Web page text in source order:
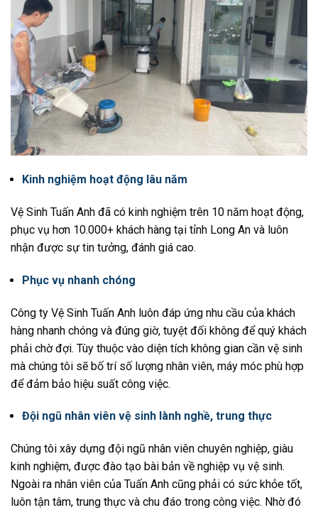
Kinh nghiệm hoạt động lâu năm
Vệ Sinh Tuấn Anh đã có kinh nghiệm trên 10 năm hoạt động,
phục vụ hơn 10.000+ khách hàng tại tỉnh Long An và luôn
nhận được sự tin tưởng, đánh giá cao.
Phục vụ nhanh chóng
Công ty Vệ Sinh Tuấn Anh luôn đáp ứng nhu cầu của khách
hàng nhanh chóng và đúng giờ, tuyệt đối không để quý khách
phải chờ đợi. Tùy thuộc vào diện tích không gian cần vệ sinh
mà chúng tôi sẽ bố trí số lượng nhân viên, máy móc phù hợp
để đảm bảo hiệu suất công việc.
Đội ngũ nhân viên vệ sinh lành nghề, trung thực
Chúng tôi xây dựng đội ngũ nhân viên chuyên nghiệp, giàu
kinh nghiệm, được đào tạo bài bản về nghiệp vụ vệ sinh.
Ngoài ra nhân viên của Tuấn Anh cũng phải có sức khỏe tốt,
luôn tận tâm, trung thực và chu đáo trong công việc. Nhờ đó